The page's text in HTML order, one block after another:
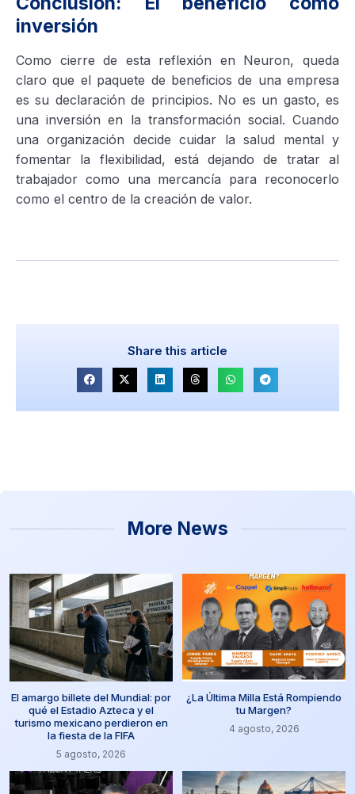
inversión
Como cierre de esta reflexión en Neuron, queda
claro que el paquete de beneficios de una empresa
es su declaración de principios. No es un gasto, es
una inversión en la transformación social. Cuando
una organización decide cuidar la salud mental y
fomentar la flexibilidad, está dejando de tratar al
trabajador como una mercancía para reconocerlo
como el centro de la creación de valor.
Share this article
More News
El amargo billete del Mundial: por
qué el Estadio Azteca y el
turismo mexicano perdieron en
la fiesta de la FIFA
5 agosto, 2026
¿La Última Milla Está Rompiendo
tu Margen?
4 agosto, 2026